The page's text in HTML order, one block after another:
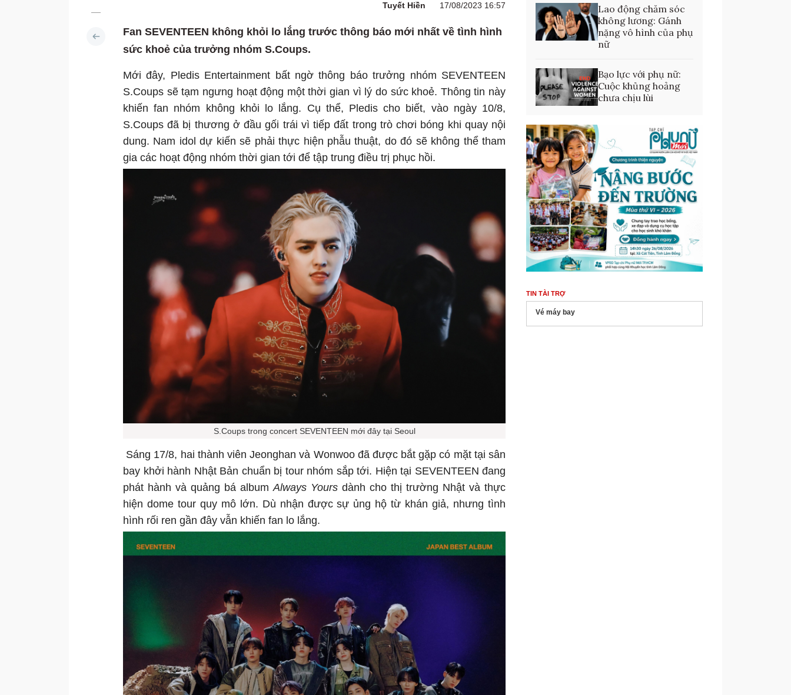
Tuyết Hiền 17/08/2023 16:57
Fan SEVENTEEN không khỏi lo lắng trước thông báo mới nhất về tình hình
sức khoẻ của trưởng nhóm S.Coups.
Mới đây, Pledis Entertainment bất ngờ thông báo trưởng nhóm SEVENTEEN
S.Coups sẽ tạm ngưng hoạt động một thời gian vì lý do sức khoẻ. Thông tin này
khiến fan nhóm không khỏi lo lắng. Cụ thể, Pledis cho biết, vào ngày 10/8,
S.Coups đã bị thương ở đầu gối trái vì tiếp đất trong trò chơi bóng khi quay nội
dung. Nam idol dự kiến sẽ phải thực hiện phẫu thuật, do đó sẽ không thể tham
gia các hoạt động nhóm thời gian tới để tập trung điều trị phục hồi.
S.Coups trong concert SEVENTEEN mới đây tại Seoul
Sáng 17/8, hai thành viên Jeonghan và Wonwoo đã được bắt gặp có mặt tại sân
bay khởi hành Nhật Bản chuẩn bị tour nhóm sắp tới. Hiện tại SEVENTEEN đang
phát hành và quảng bá albumAlways Yours dành cho thị trường Nhật và thực
hiện dome tour quy mô lớn. Dù nhận được sự ủng hộ từ khán giả, nhưng tình
hình rối ren gần đây vẫn khiến fan lo lắng.
Lao động chăm sóc
không lương: Gánh
nặng vô hình của phụ
nữ
Bạo lực với phụ nữ:
Cuộc khủng hoảng
chưa chịu lùi
TIN TÀI TRỢ
Vé máy bay